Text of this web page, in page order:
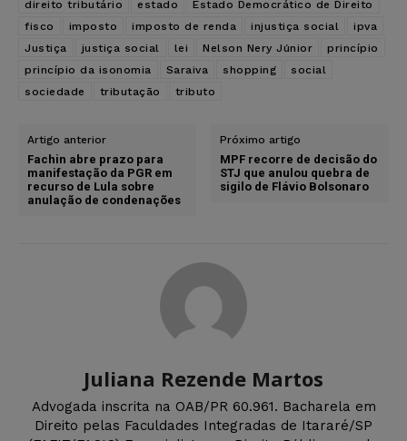
direito tributário estado
Estado Democrático de Direito
fisco
imposto imposto de renda injustiça social
ipva
Justiça
justiça social lei Nelson Nery Júnior
princípio
princípio da isonomia
Saraiva shopping
social
sociedade
tributação tributo
Artigo anterior
Fachin abre prazo para
manifestação da PGR em
recurso de Lula sobre
anulação de condenações
Próximo artigo
MPF recorre de decisão do
STJ que anulou quebra de
sigilo de Flávio Bolsonaro
Juliana Rezende Martos
Advogada inscrita na OAB/PR 60.961. Bacharela em
Direito pelas Faculdades Integradas de Itararé/SP